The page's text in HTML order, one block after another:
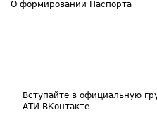
О формировании Паспорта
Вступайте в официальную
АТИ ВКонтакте